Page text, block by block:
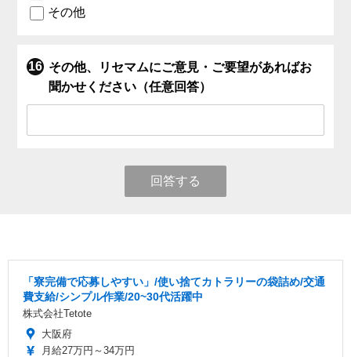
その他
その他、リセマムにご意見・ご要望があればお
聞かせください（任意回答）
回答する
「寮完備で応募しやすい」/使い捨てカトラリーの袋詰め/交通
費支給/シンプル作業/20~30代活躍中
株式会社Tetote
大阪府
月給27万円～34万円